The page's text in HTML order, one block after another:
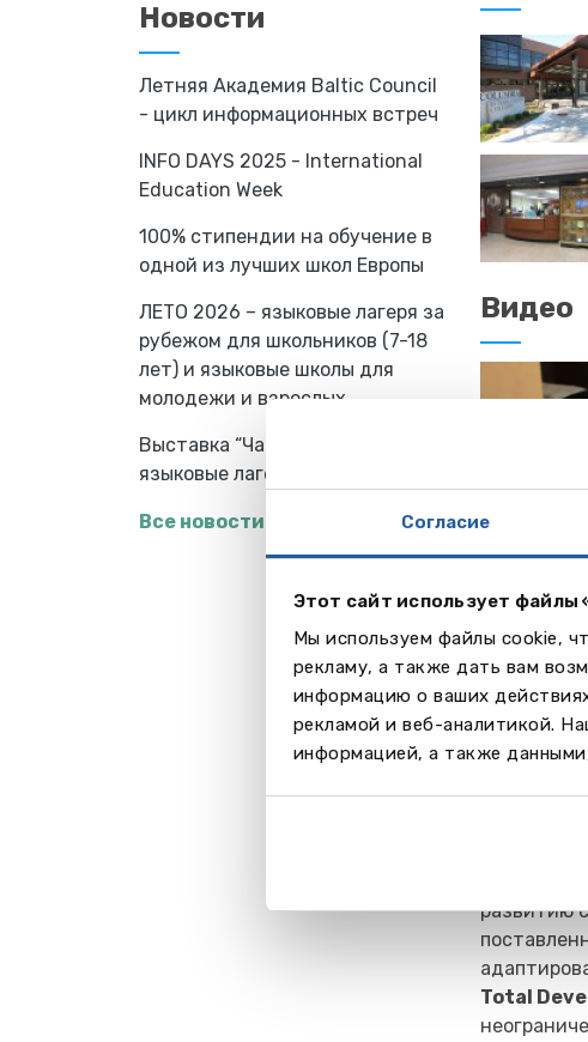
Согласие
Этот сайт использует файлы
Мы используем файлы cookie,
рекламу, а также дать вам
информацию о ваших
рекламой и веб-аналитикой.
информацией, а также
Новости
Летняя Академия Baltic Council
- цикл информационных встреч
INFO DAYS 2025 - International
Education Week
100% стипендии на обучение в
одной из лучших школ Европы
ЛЕТО 2026 – языковые лагеря за
рубежом для школьников (7-18
лет) и языковые школы для
молодежи и взрослых
Выставка “Частные школы и
языковые лагеря за рубежом”
Все новости
Видео
Total
Ученики
уютной
развитию
Total